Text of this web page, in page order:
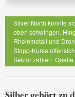
Silver North konnte
oben schwingen.
Rheinmetall und
Stopp-Kurse
Sektor zählen.
Silber gehört zu